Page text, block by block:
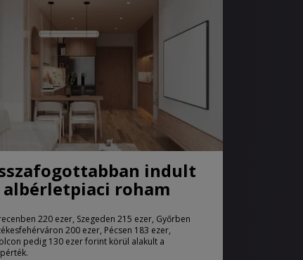
indult
albérletpiaci roham
220 ezer, Szegeden 215 ezer, Győrben
200 ezer, Pécsen 183 ezer,
pedig 130 ezer forint körül alakult a